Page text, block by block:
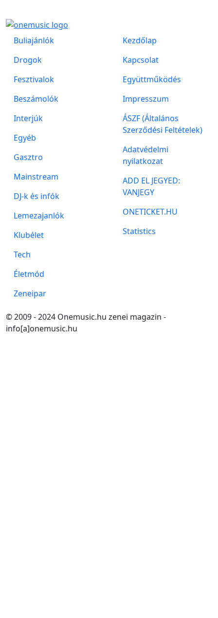
Buliajánlók
Drogok
Fesztivalok
Beszámolók
Interjúk
Egyéb
Gasztro
Mainstream
DJ-k és infók
Lemezajanlók
Klubélet
Tech
Életmód
Zeneipar
Kezdőlap
Kapcsolat
Együttműködés
Impresszum
ÁSZF (Általános
Szerződési Feltételek)
Adatvédelmi
nyilatkozat
ADD EL JEGYED:
VANJEGY
ONETICKET.HU
Statistics
© 2009 - 2024 Onemusic.hu zenei magazin -
info[a]onemusic.hu